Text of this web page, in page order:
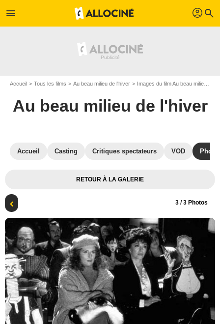
menu profil search
Accueil Tous les films Au beau milieu de l'hiver Images du film Au beau milieu de l'hiver
Au beau milieu de l'hiver
Accueil Casting Critiques spectateurs VOD
RETOUR À LA GALERIE
3 / 3 Photos